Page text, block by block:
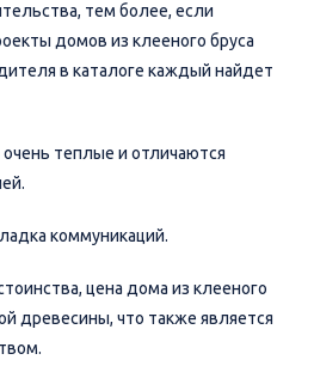
тем более, если
домов из клееного бруса
в каталоге каждый найдет
теплые и отличаются
коммуникаций.
цена дома из клееного
древесины, что также является